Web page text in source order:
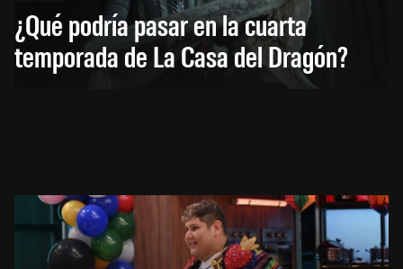
¿Qué podría pasar en la cuarta
temporada de La Casa del Dragón?